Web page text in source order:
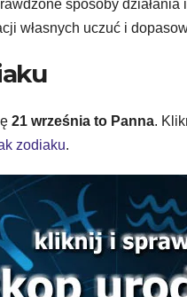
sposoby
własnych uczuć i
21 września to Panna.
zodiaku.